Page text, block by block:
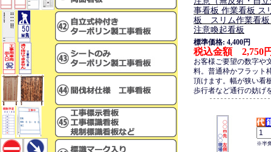
事看板 作業看板 ス
板 スリム作業看板
注意喚起看板
標準価格: 4,400円
税込金額 2,750
お客様ご要望の数字や
料。普通枠かフラット
頂けます。幅が狭い看
歩行者など通行の妨げ
※半